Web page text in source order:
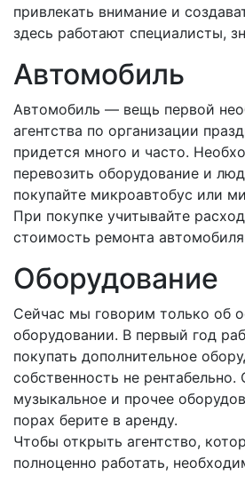
привлекать внимание и
здесь работают специалисты,
Автомобиль
Автомобиль — вещь первой
агентства по организации
придется много и часто.
перевозить оборудование и
покупайте микроавтобус или
При покупке учитывайте
стоимость ремонта
Оборудование
Сейчас мы говорим только об
оборудовании. В первый год
покупать дополнительное
собственность не рентабельно.
музыкальное и прочее
порах берите в аренду.
Чтобы открыть агентство,
полноценно работать,